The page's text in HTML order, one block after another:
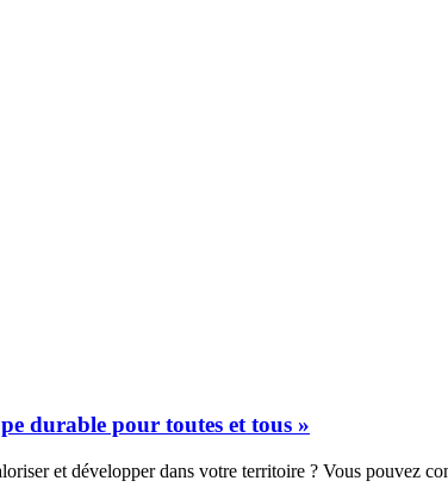
durable pour toutes et tous »
et développer dans votre territoire ? Vous pouvez